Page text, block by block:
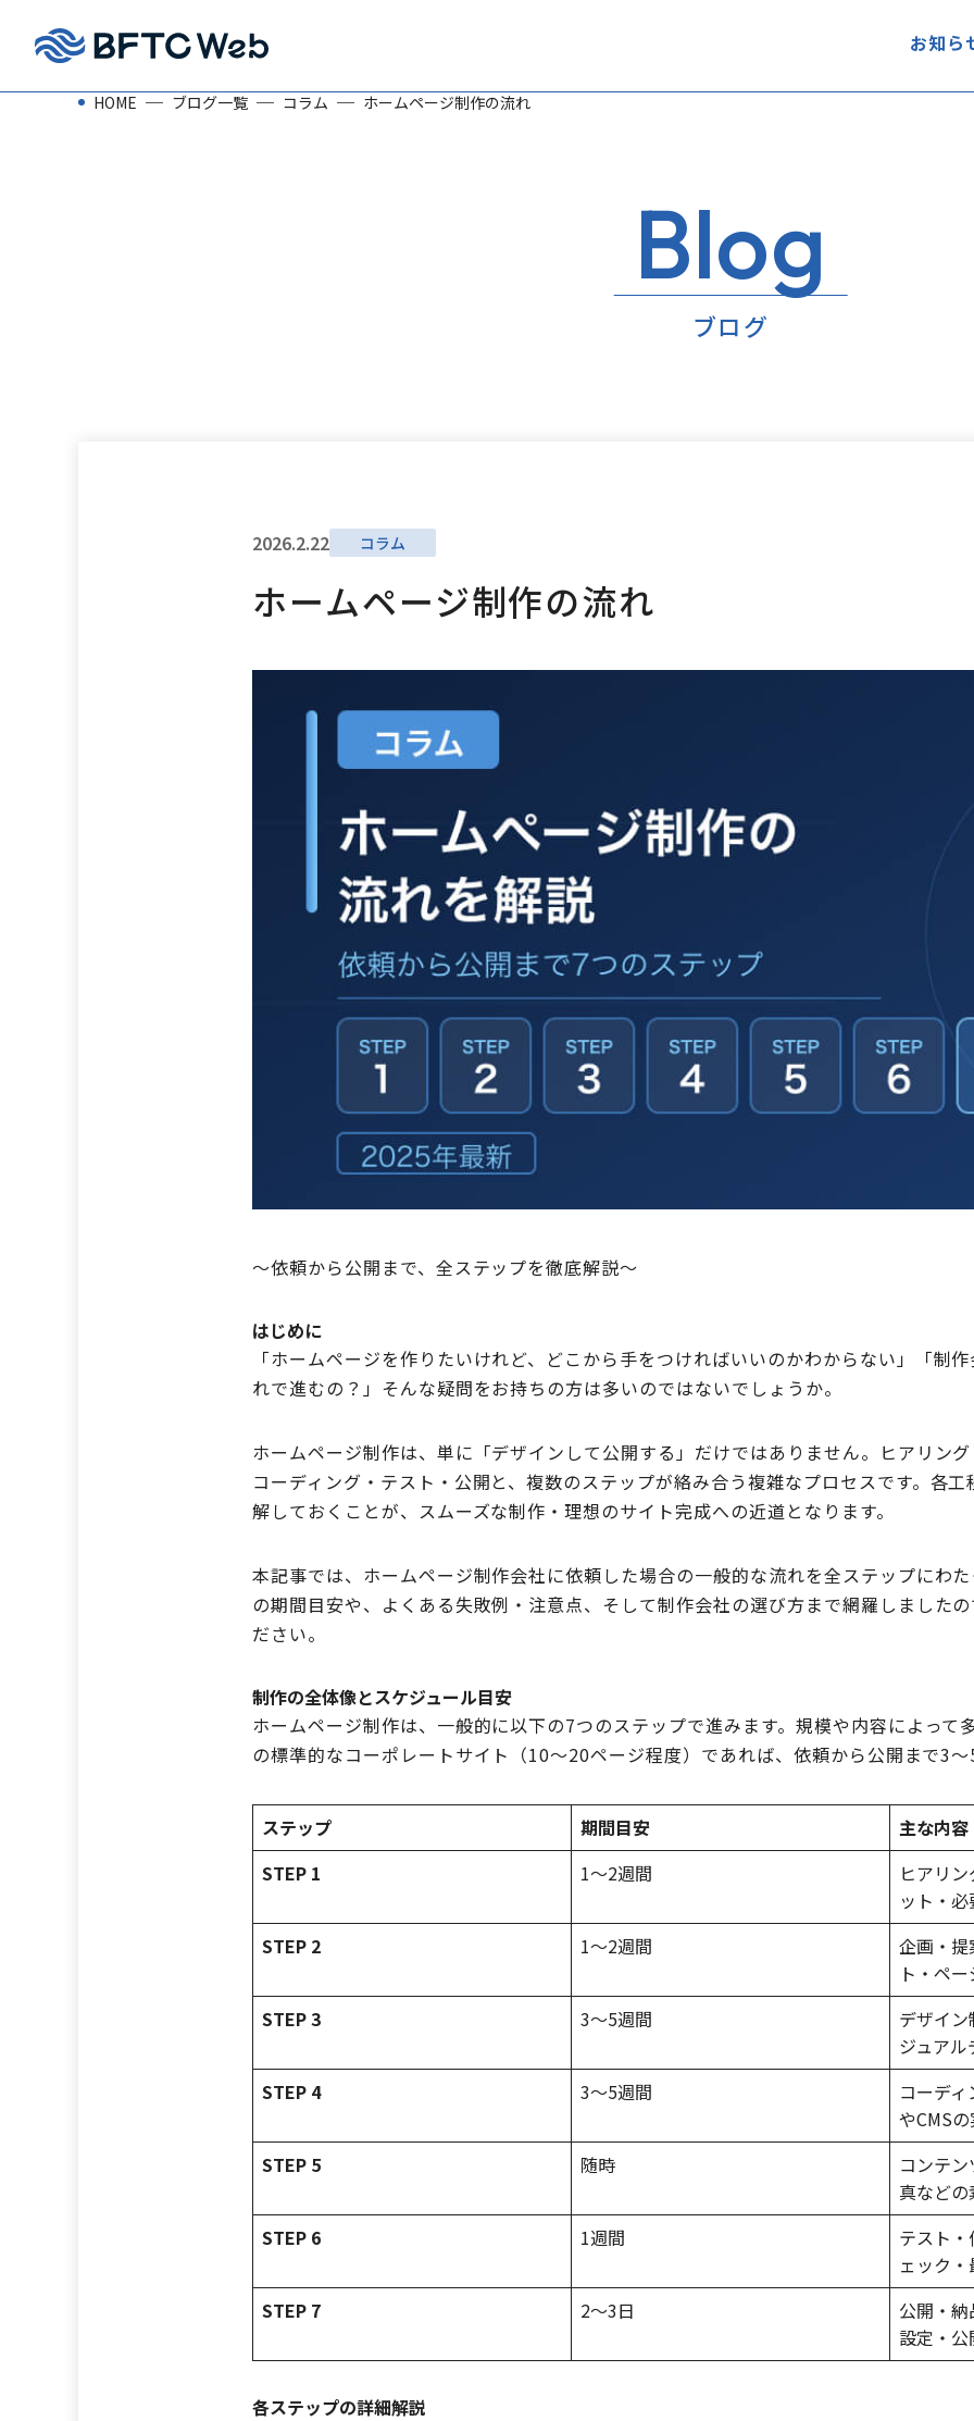
お知ら
HOME ブログ一覧 コラム ホームページ制作の流れ
Blog
ブログ
2026.2.22 コラム
ホームページ制作の流れ
～依頼から公開まで、全ステップを徹底解説～
はじめに
「ホームページを作りたいけれど、どこから手をつければいいのかわからない」「制
れで進むの？」そんな疑問をお持ちの方は多いのではないでしょうか。
ホームページ制作は、単に「デザインして公開する」だけではありません。ヒアリン
コーディング・テスト・公開と、複数のステップが絡み合う複雑なプロセスです。各
解しておくことが、スムーズな制作・理想のサイト完成への近道となります。
本記事では、ホームページ制作会社に依頼した場合の一般的な流れを全ステップにわ
の期間目安や、よくある失敗例・注意点、そして制作会社の選び方まで網羅しました
ださい。
制作の全体像とスケジュール目安
ホームページ制作は、一般的に以下の7つのステップで進みます。規模や内容によって
の標準的なコーポレートサイト（10〜20ページ程度）であれば、依頼から公開まで3〜
ステップ 期間目安
主な内容
STEP 1
1〜2週間
ヒアリ
ット・
STEP 2
1〜2週間
企画・
ト・ペ
STEP 3
3〜5週間
デザイ
ジュア
STEP 4
3〜5週間
コーデ
やCMS
STEP 5
随時
コンテ
真など
STEP 6
1週間
テスト
ェック
STEP 7
2〜3日
公開・
設定・公
各ステップの詳細解説